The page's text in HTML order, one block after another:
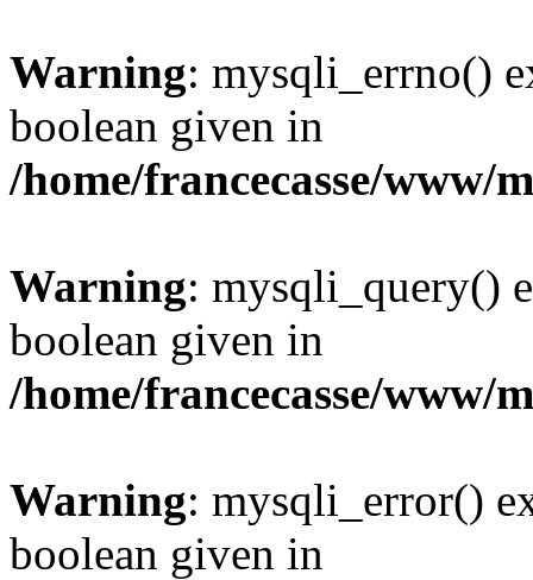
Warning: mysqli_errno()
boolean given in
/home/francecasse/www/
Warning: mysqli_query()
boolean given in
/home/francecasse/www/
Warning: mysqli_error()
boolean given in